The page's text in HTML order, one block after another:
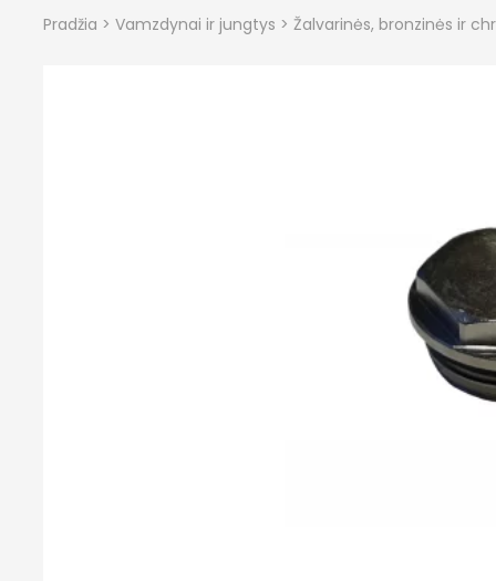
Pradžia > Vamzdynai ir jungtys > Žalvarinės, bronzinės ir